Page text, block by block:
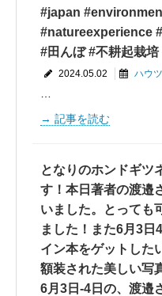
#japan
#natureexperience
#田んぼ #不耕起栽
2024.05.02 ハウ
記事を読む
となりのホンドギツ
す！本日著者の渡邉
いました。とっても
ました！また6月3日
イン本をゲットした
額装された美しい写
6月3日-4日の、渡邉